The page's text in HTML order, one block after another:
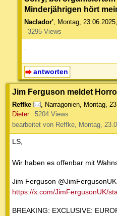
Minderjährigen hört
Naclador', Montag,
3295 Views
.
antworten
Jim Ferguson meldet
Reffke , Narragonien, Montag,
Dieter
5204 Views
bearbeitet von Reffke, Montag,
LS,
Wir haben es offenbar mit
Jim Ferguson @JimFergusonUK
https://x.com/JimFergusonUK/
BREAKING: EXCLUSIVE: